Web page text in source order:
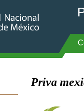
Priva